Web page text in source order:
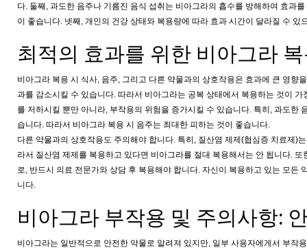
다. 둘째, 과도한 음주나 기름진 음식 섭취는 비아그라의 흡수를 방해하여 효과
이 좋습니다. 넷째, 개인의 건강 상태와 복용량에 따라 효과 시간이 달라질 수
최적의 효과를 위한 비아그라
비아그라 복용 시 식사, 음주, 그리고 다른 약물과의 상호작용은 효과에 큰 영
과를 감소시킬 수 있습니다. 따라서 비아그라는 공복 상태에서 복용하는 것이
를 저하시킬 뿐만 아니라, 부작용의 위험을 증가시킬 수 있습니다. 특히, 과도
습니다. 따라서 비아그라 복용 시 음주는 최대한 피하는 것이 좋습니다.
다른 약물과의 상호작용도 주의해야 합니다. 특히, 질산염 제제(협심증 치료제)
라서 질산염 제제를 복용하고 있다면 비아그라를 절대 복용해서는 안 됩니다.
로, 반드시 의료 전문가와 상담 후 복용해야 합니다. 자신이 복용하고 있는 모
니다.
비아그라 부작용 및 주의사항:
비아그라는 일반적으로 안전한 약물로 알려져 있지만, 일부 사용자에게서 부작